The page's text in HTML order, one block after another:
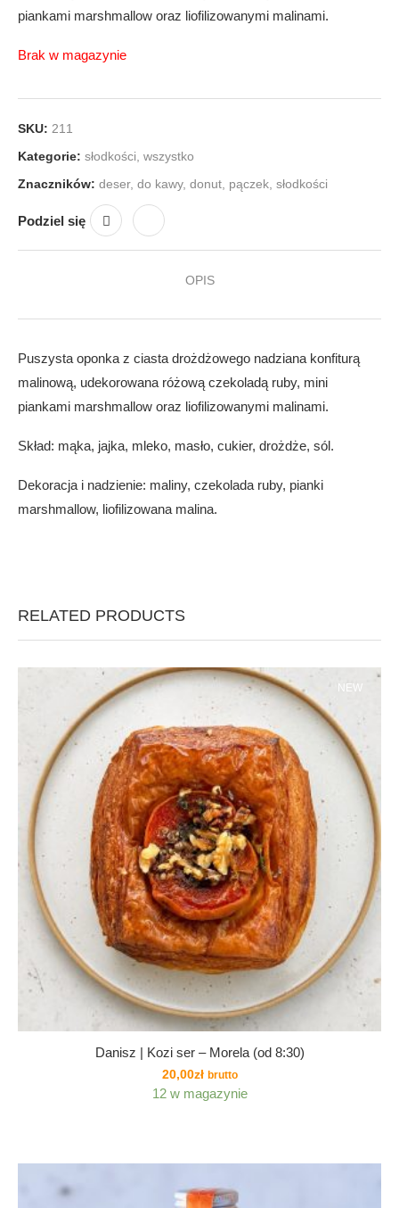
piankami marshmallow oraz liofilizowanymi malinami.
Brak w magazynie
SKU: 211
Kategorie: słodkości wszystko
Znaczników: deser, do kawy, donut pączek słodkości
Podziel się
OPIS
Puszysta oponka z ciasta drożdżowego nadziana konfiturą
malinową, udekorowana różową czekoladą ruby, mini
piankami marshmallow oraz liofilizowanymi malinami.
Skład: mąka, jajka, mleko, masło, cukier, drożdże, sól.
Dekoracja i nadzienie: maliny, czekolada ruby, pianki
marshmallow, liofilizowana malina.
RELATED PRODUCTS
NEW
Danisz | Kozi ser – Morela (od 8:30)
20,00zł brutto
12 w magazynie